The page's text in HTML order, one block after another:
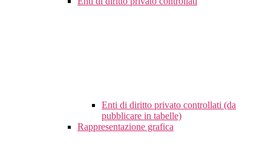
Enti di diritto privato controllati (da
pubblicare in tabelle)
Rappresentazione grafica